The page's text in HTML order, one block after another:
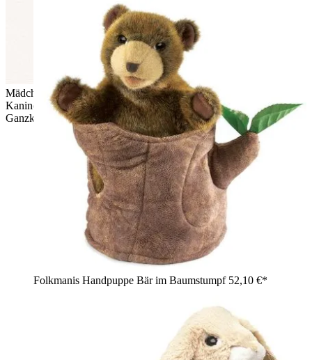
Mädchen hält die Folkmanis Handpuppe Baumwollschwanz-
Kaninchen in graubraunem Plüsch auf dem Arm,
Ganzkörperansicht.
Folkmanis Handpuppe Bär im Baumstumpf 52,10 €*